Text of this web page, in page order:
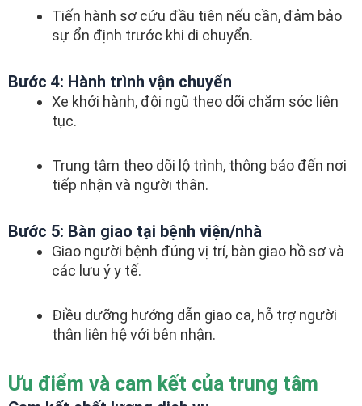
Tiến hành sơ cứu đầu tiên nếu cần, đảm bảo
sự ổn định trước khi di chuyển.
Bước 4: Hành trình vận chuyển
Xe khởi hành, đội ngũ theo dõi chăm sóc liên
tục.
Trung tâm theo dõi lộ trình, thông báo đến nơi
tiếp nhận và người thân.
Bước 5: Bàn giao tại bệnh viện/nhà
Giao người bệnh đúng vị trí, bàn giao hồ sơ và
các lưu ý y tế.
Điều dưỡng hướng dẫn giao ca, hỗ trợ người
thân liên hệ với bên nhận.
Ưu điểm và cam kết của trung tâm